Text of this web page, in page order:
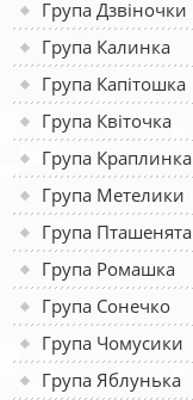
Група Дзвіночки
Група Калинка
Група Капітошка
Група Квіточка
Група Краплинка
Група Метелики
Група Пташенята
Група Ромашка
Група Сонечко
Група Чомусики
Група Яблунька